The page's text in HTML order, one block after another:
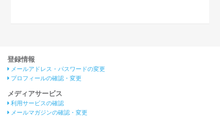
登録情報
メールアドレス・パスワードの変更
プロフィールの確認・変更
メディアサービス
利用サービスの確認
メールマガジンの確認・変更